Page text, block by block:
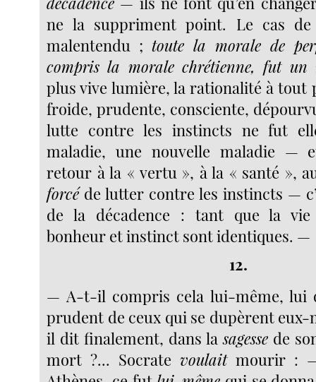
ne la suppriment point. Le cas
malentendu ;toute la morale de
compris la morale chrétienne, fut un
plus vive lumière, la rationalité à tout
froide, prudente, consciente,
lutte contre les instincts ne fut
maladie, une nouvelle maladie —
retour à la « vertu », à la « santé »,
forcéde lutter contre les instincts —
de la décadence : tant que la
bonheur et instinct sont identiques. —
12.
— A-t-il compris cela lui-même, lui
prudent de ceux qui se dupèrent eux-
il dit finalement, dans lasagesse de
mort ?... Socratevoulaitmourir :